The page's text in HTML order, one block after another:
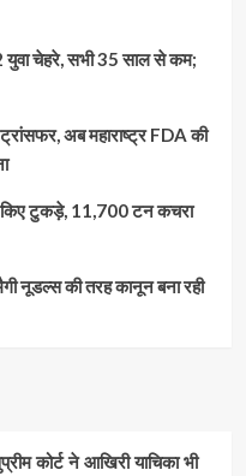
युवा चेहरे, सभी 35 साल से कम;
अब महाराष्ट्र FDA की
किए टुकड़े, 11,700 टन कचरा
नूडल्स की तरह कानून बना रही
कोर्ट ने आखिरी याचिका भी